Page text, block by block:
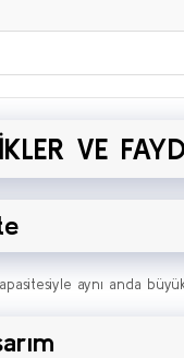
VE
aynı anda